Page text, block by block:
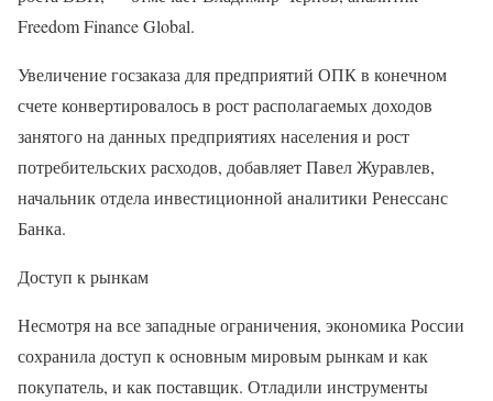
Freedom Finance Global.
Увеличение госзаказа для предприятий ОПК в конечном
счете конвертировалось в рост располагаемых доходов
занятого на данных предприятиях населения и рост
потребительских расходов, добавляет Павел Журавлев,
начальник отдела инвестиционной аналитики Ренессанс
Банка.
Доступ к рынкам
Несмотря на все западные ограничения, экономика России
сохранила доступ к основным мировым рынкам и как
покупатель, и как поставщик. Отладили инструменты